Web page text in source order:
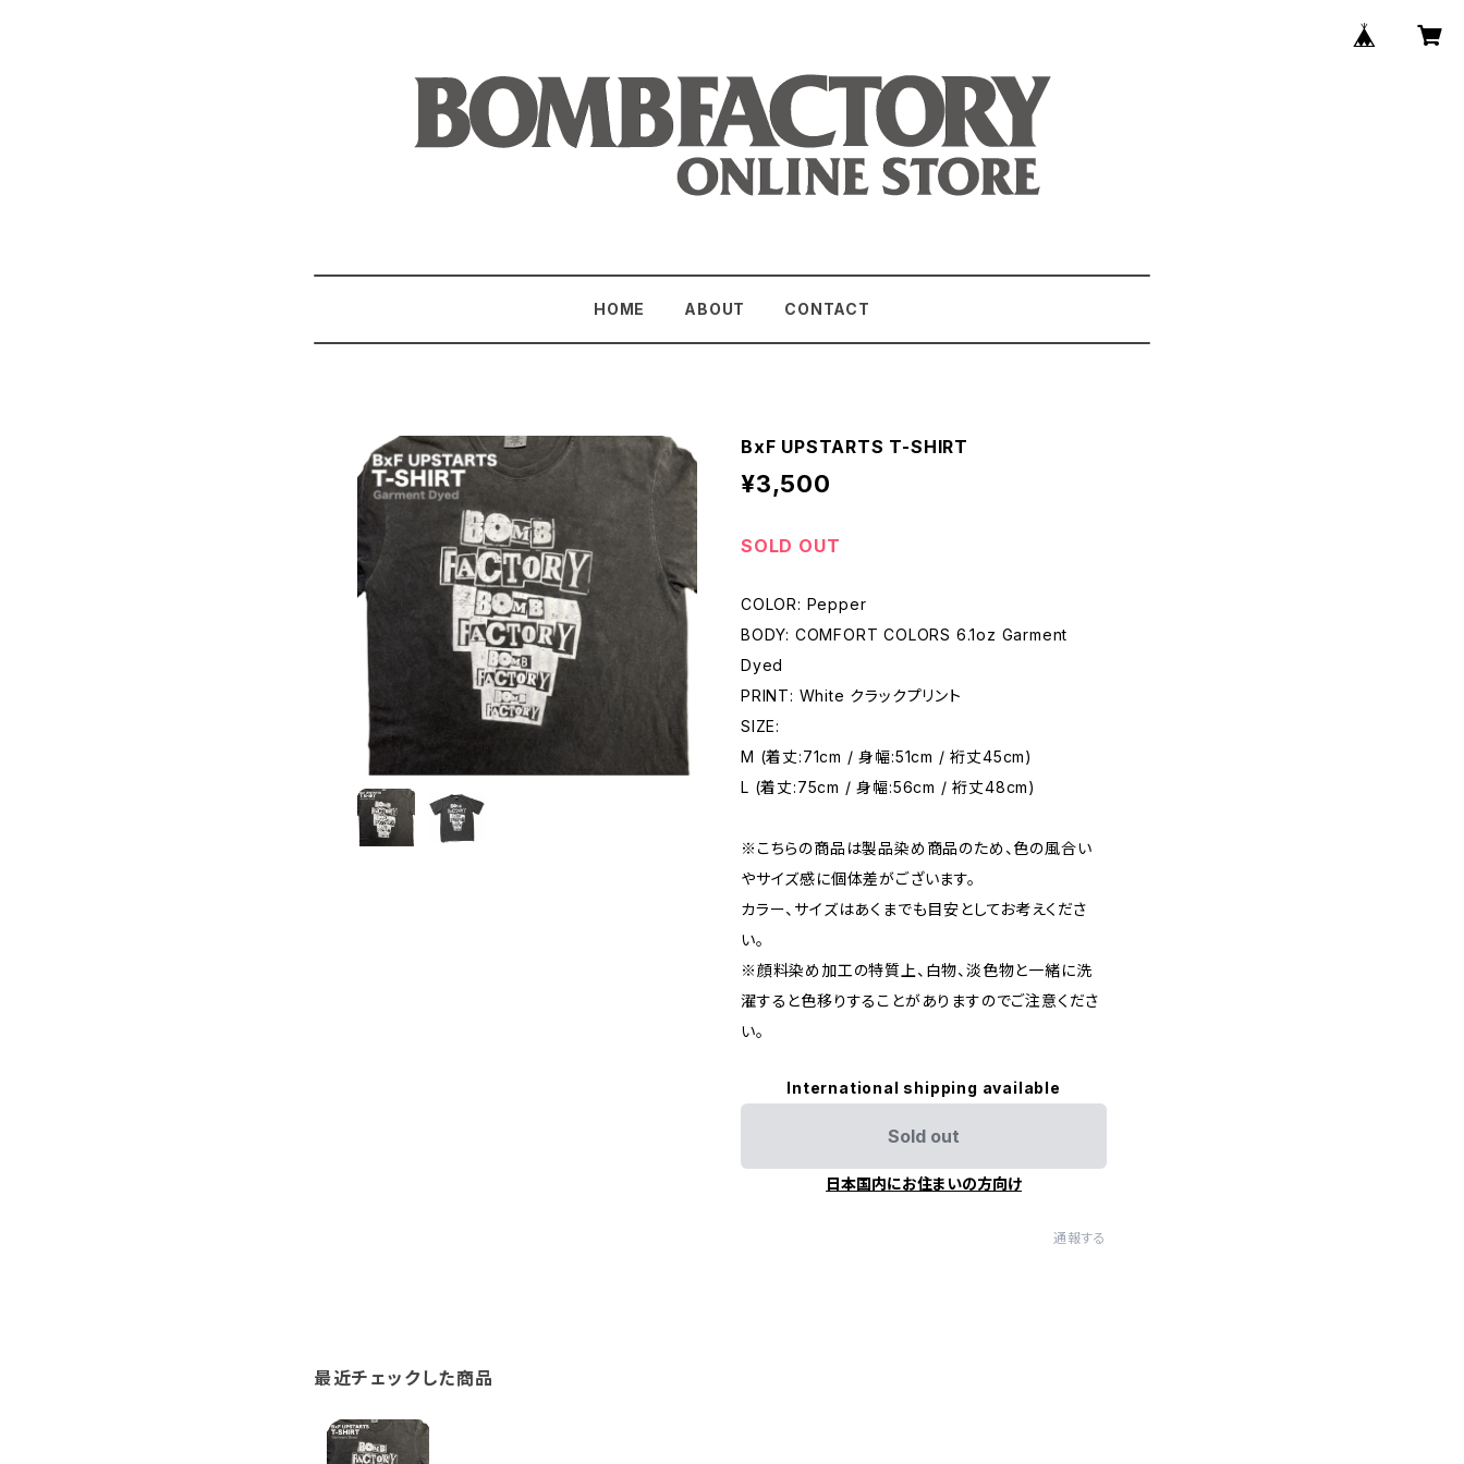
HOME ABOUT CONTACT
BxF UPSTARTS T-SHIRT
¥3,500
SOLD OUT
COLOR: Pepper
BODY: COMFORT COLORS 6.1oz Garment
Dyed
PRINT: White クラックプリント
SIZE:
M (着丈:71cm / 身幅:51cm / 裄丈45cm)
L (着丈:75cm / 身幅:56cm / 裄丈48cm)
※こちらの商品は製品染め商品のため、色の風合い
やサイズ感に個体差がございます。
カラー、サイズはあくまでも目安としてお考えくださ
い。
※顔料染め加工の特質上、白物、淡色物と一緒に洗
濯すると色移りすることがありますのでご注意くださ
い。
International shipping available
Sold out
日本国内にお住まいの方向け
通報する
最近チェックした商品